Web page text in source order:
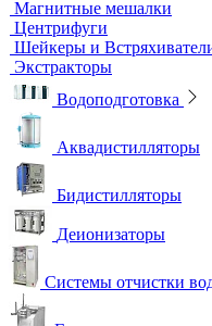
Электрохимическое
pH-метры
Иономеры
Кислородомеры
Кондуктометры
Лабораторные электроды
Мультипараметровые
ОВП-метры
Оксиметры
Промышленные электроды
Перемешивающие
Верхнеприводные
Магнитные мешалки
Центрифуги
Шейкеры и Встряхиватели
Экстракторы